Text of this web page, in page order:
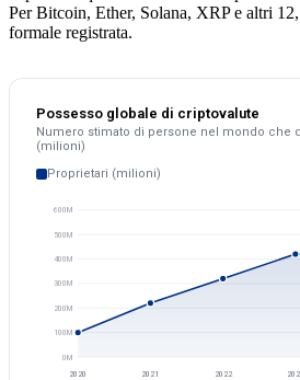
Per Bitcoin, Ether, Solana, XRP e altri
formale registrata.
Possesso globale di criptovalute
Numero stimato di persone nel mondo che
(milioni)
Proprietari (milioni)
0M
100M
200M
300M
400M
500M
600M
2020 2021 2022